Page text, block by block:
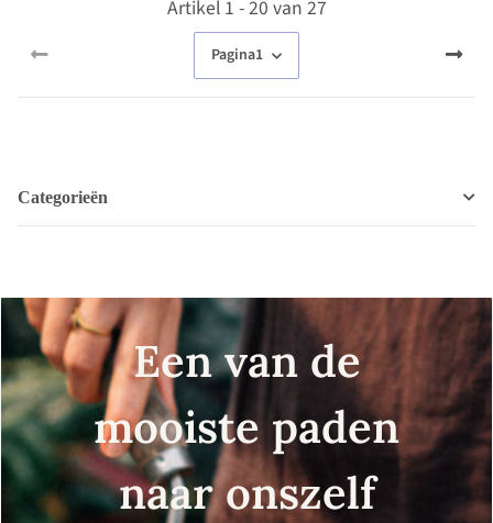
Artikel 1 - 20 van 27
Pagina1
Categorieën
Een van de
mooiste paden
naar onszelf